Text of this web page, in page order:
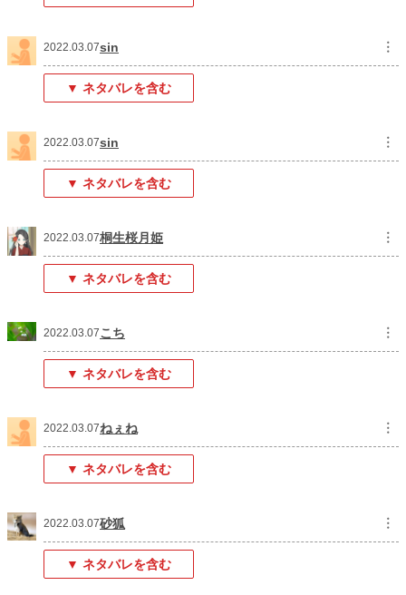
2022.03.07sin ︙
▼ ネタバレを含む
2022.03.07sin ︙
▼ ネタバレを含む
2022.03.07桐生桜月姫 ︙
▼ ネタバレを含む
2022.03.07こち ︙
▼ ネタバレを含む
2022.03.07ねぇね ︙
▼ ネタバレを含む
2022.03.07砂狐 ︙
▼ ネタバレを含む